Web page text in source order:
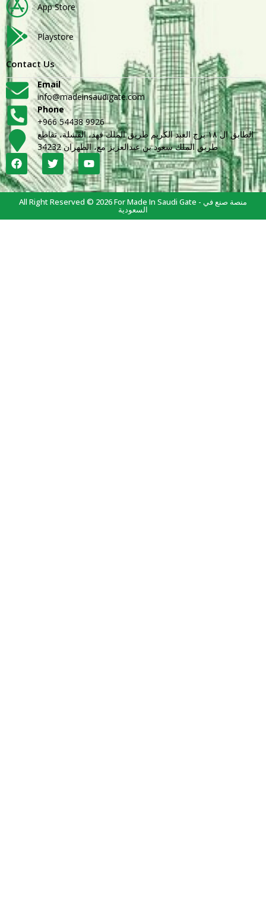
App Store
Playstore
Contact Us
Email
info@madeinsaudigate.com
Phone
+966 54438 9926
الطابق ال ١٨ برج العبد الكريم طريق الملك فهد، القشلة، تقاطع
طريق الملك سعود بن عبدالعزيز مع، الظهران 34232
All Right Reserved © 2026 For Made In Saudi Gate - منصة صنع في
السعودية